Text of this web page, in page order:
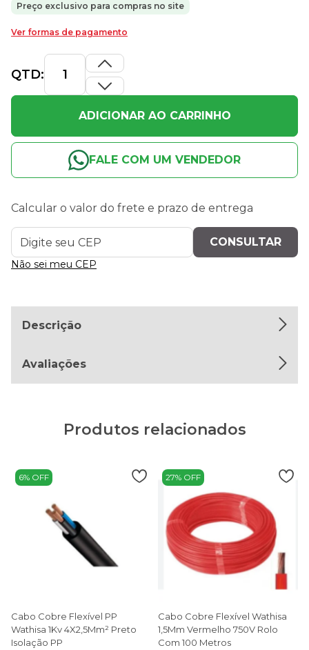
Preço exclusivo para compras no site
Ver formas de pagamento
QTD:
ADICIONAR AO CARRINHO
FALE COM UM VENDEDOR
Calcular o valor do frete e prazo de entrega
Não sei meu CEP
Descrição
Avaliações
Produtos relacionados
6% OFF
Cabo Cobre Flexível PP
Wathisa 1Kv 4X2,5Mm² Preto
Isolação PP
27% OFF
Cabo Cobre Flexível Wathisa
1,5Mm Vermelho 750V Rolo
Com 100 Metros